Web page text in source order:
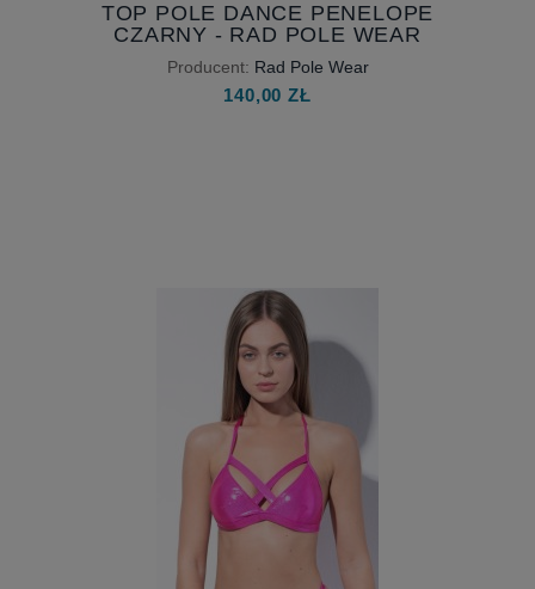
TOP POLE DANCE PENELOPE
CZARNY - RAD POLE WEAR
Producent: Rad Pole Wear
140,00 ZŁ